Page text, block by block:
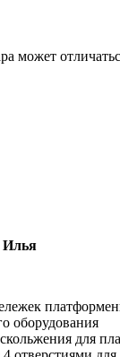
может
Илья
оборудования
для